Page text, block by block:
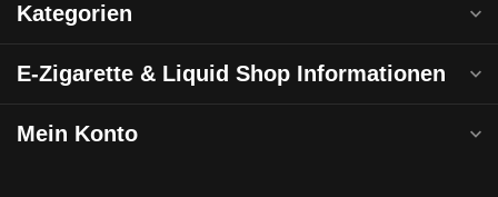
Kategorien
E-Zigarette & Liquid Shop Informationen
Mein Konto